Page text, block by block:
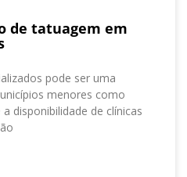
de tatuagem em
pode ser uma
menores como
disponibilidade de clínicas